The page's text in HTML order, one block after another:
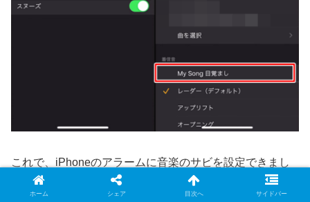
これで、iPhoneのアラームに音楽のサビを設定できまし
た！
ホーム シェア 目次へ サイドバー